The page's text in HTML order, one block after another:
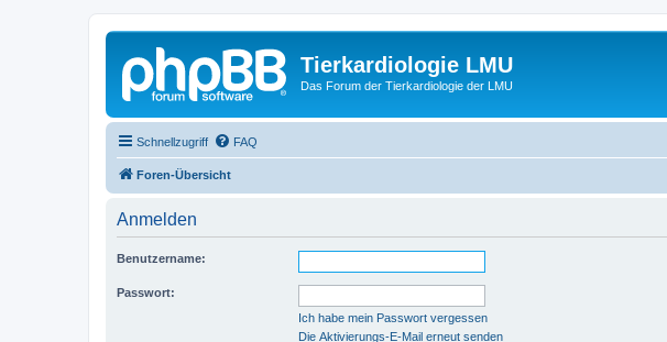
Tierkardiologie LMU
Das Forum der Tierkardiologie der LMU
Schnellzugriff FAQ
Foren-Übersicht
Anmelden
Benutzername:
Passwort:
Ich habe mein Passwort vergessen
Die Aktivierungs-E-Mail erneut senden